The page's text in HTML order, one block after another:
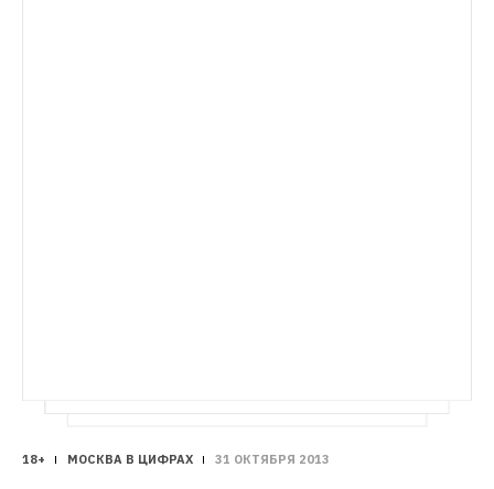
18+ МОСКВА В ЦИФРАХ 31 ОКТЯБРЯ 2013